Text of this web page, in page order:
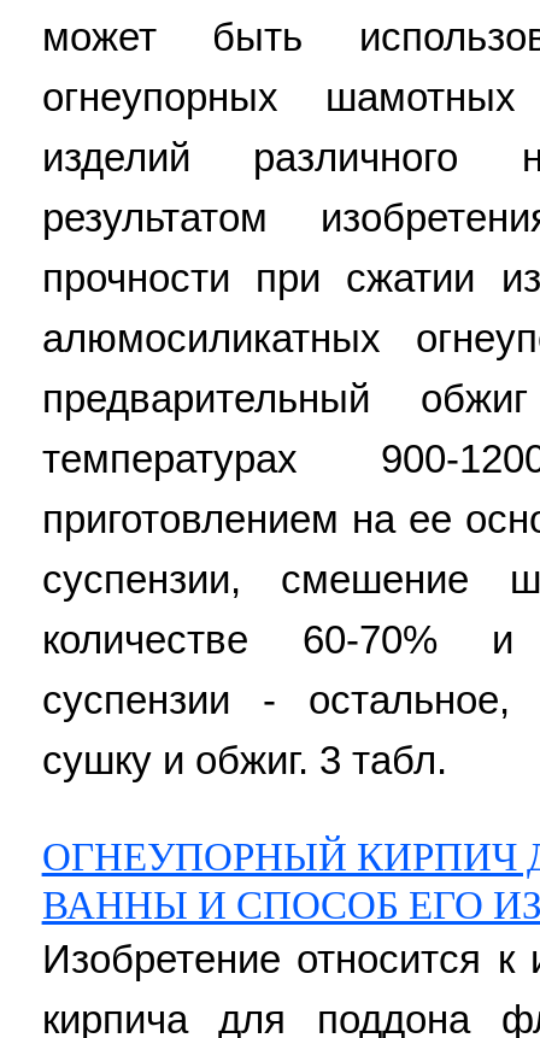
может быть
огнеупорных
изделий различного
результатом
прочности при сжатии
алюмосиликатных
предварительный
температурах 900-
приготовлением на ее
суспензии, смешение
количестве 60-70% и
суспензии -
сушку и обжиг. 3 табл.
ОГНЕУПОРНЫЙ КИРПИЧ
ВАННЫ И СПОСОБ ЕГО
Изобретение относится к
кирпича для поддона